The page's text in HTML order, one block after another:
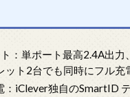
：単ポート最高2.4A出力
ット2台でも同時にフル充
：iClever独自のSmartID